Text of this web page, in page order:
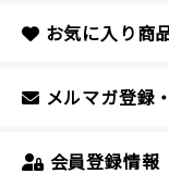
お気に入り商
メルマガ登録
会員登録情報